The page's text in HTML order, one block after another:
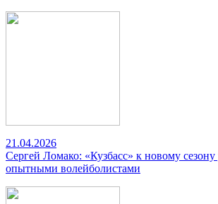
21.04.2026
Сергей Ломако: «Кузбасс» к новому сезону
опытными волейболистами